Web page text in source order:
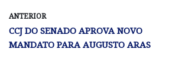
ANTERIOR
CCJ DO SENADO APROVA NOVO
MANDATO PARA AUGUSTO ARAS